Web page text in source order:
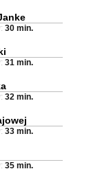
30 min.
31 min.
32 min.
33 min.
35 min.